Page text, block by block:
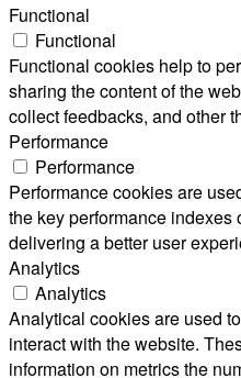
Functional
Functional
Functional cookies help to
sharing the content of the
collect feedbacks, and other
Performance
Performance
Performance cookies are
the key performance
delivering a better user
Analytics
Analytics
Analytical cookies are used
interact with the website.
information on metrics the